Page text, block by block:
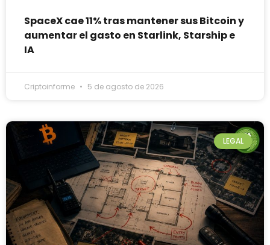
SpaceX cae 11% tras mantener sus Bitcoin y
aumentar el gasto en Starlink, Starship e
IA
Criptoinforme 5 de agosto de 2026
LEGAL